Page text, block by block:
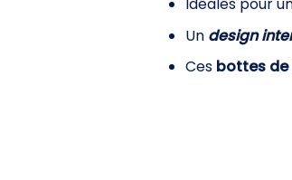
Idéales pour
Un design
Ces bottes de